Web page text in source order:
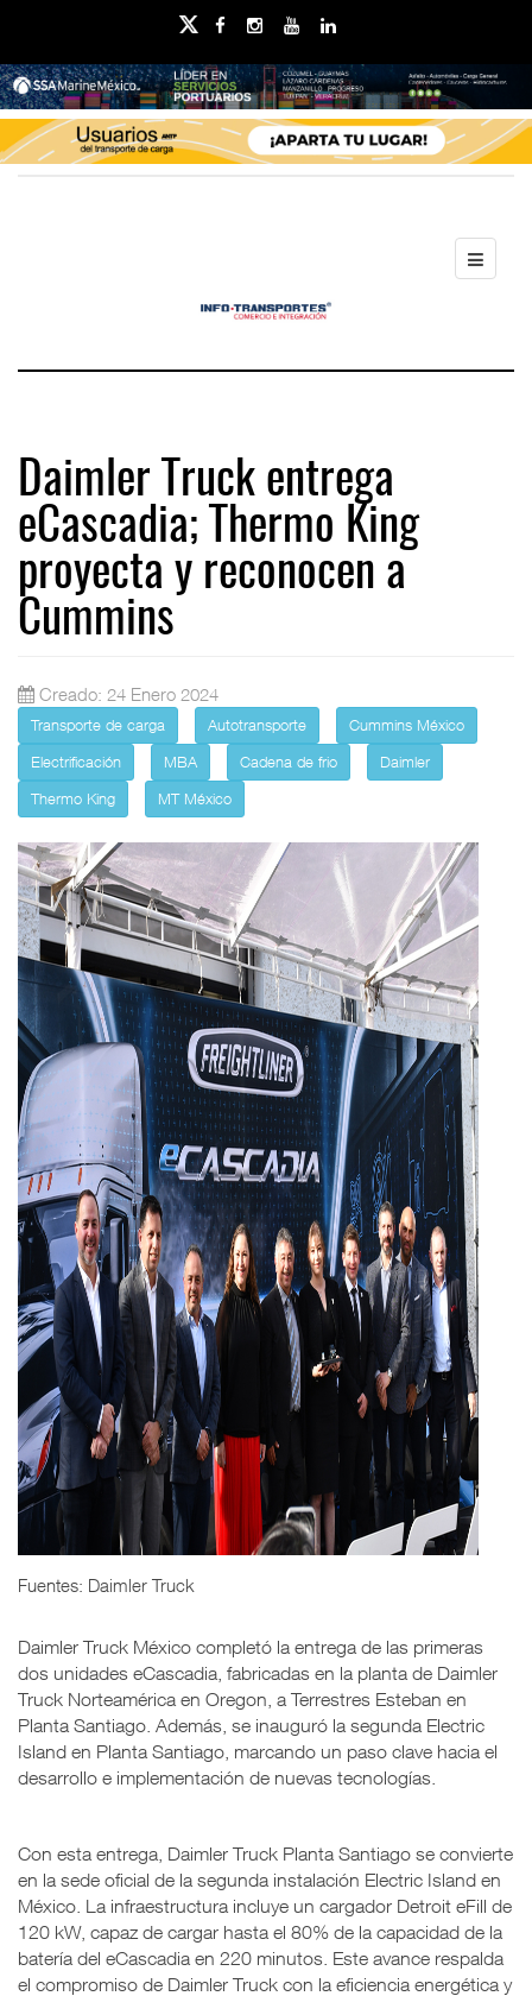
Daimler Truck entrega
eCascadia; Thermo King
proyecta y reconocen a
Cummins
Creado: 24 Enero 2024
Transporte de carga Autotransporte
Cummins México
Electrificación
MBA Cadena de frio
Daimler
Thermo King
MT México
Fuentes: Daimler Truck
Daimler Truck México completó la entrega de las primeras
dos unidades eCascadia, fabricadas en la planta de Daimler
Truck Norteamérica en Oregon, a Terrestres Esteban en
Planta Santiago. Además, se inauguró la segunda Electric
Island en Planta Santiago, marcando un paso clave hacia el
desarrollo e implementación de nuevas tecnologías.
Con esta entrega, Daimler Truck Planta Santiago se convierte
en la sede oficial de la segunda instalación Electric Island en
México. La infraestructura incluye un cargador Detroit eFill de
120 kW, capaz de cargar hasta el 80% de la capacidad de la
batería del eCascadia en 220 minutos. Este avance respalda
el compromiso de Daimler Truck con la eficiencia energética y